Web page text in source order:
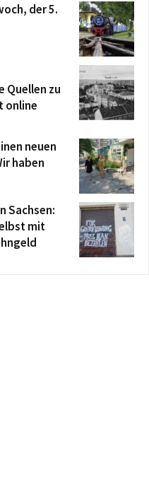
der 5.
Quellen zu
online
neuen
haben
Sachsen:
mit